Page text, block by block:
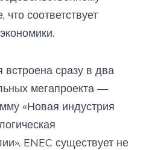
что соответствует
встроена сразу в два
мегапроекта —
«Новая индустрия
ENEC существует не